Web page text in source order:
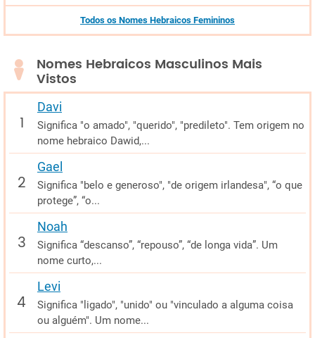
Todos os Nomes Hebraicos Femininos
Nomes Hebraicos Masculinos Mais
Vistos
Davi
Significa "o amado", "querido", "predileto". Tem origem no
nome hebraico Dawid,...
Gael
Significa "belo e generoso", "de origem irlandesa", “o que
protege”, “o...
Noah
Significa “descanso”, “repouso”, “de longa vida”. Um
nome curto,...
Levi
Significa "ligado", "unido" ou "vinculado a alguma coisa
ou alguém". Um nome...